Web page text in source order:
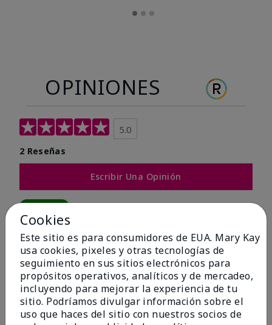
OPINIONES
5.0
2 Reseñas
Escribir Una Opinión
de los encuestados recomendaría a un amigo.
5 estrellas
2
4 estrellas
0
3 estrellas
0
Cookies
Este sitio es para consumidores de EUA. Mary Kay
usa cookies, pixeles y otras tecnologías de
seguimiento en sus sitios electrónicos para
propósitos operativos, analíticos y de mercadeo,
incluyendo para mejorar la experiencia de tu
sitio. Podríamos divulgar información sobre el
uso que haces del sitio con nuestros socios de